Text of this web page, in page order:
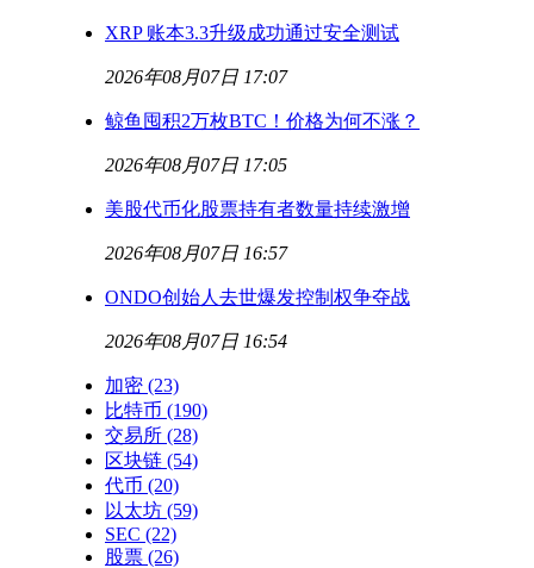
XRP 账本3.3升级成功通过安全测试
2026年08月07日 17:07
鲸鱼囤积2万枚BTC！价格为何不涨？
2026年08月07日 17:05
美股代币化股票持有者数量持续激增
2026年08月07日 16:57
ONDO创始人去世爆发控制权争夺战
2026年08月07日 16:54
加密 (23)
比特币 (190)
交易所 (28)
区块链 (54)
代币 (20)
以太坊 (59)
SEC (22)
股票 (26)